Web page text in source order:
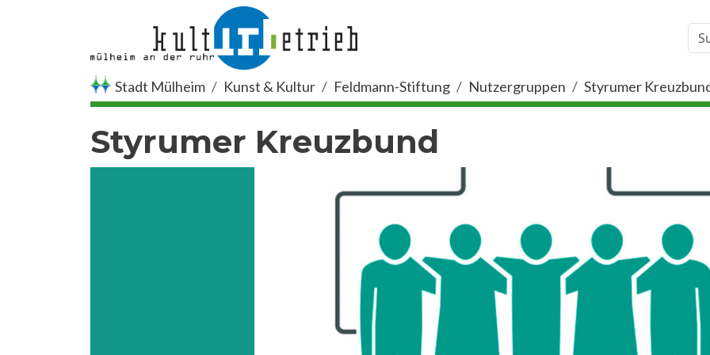
Stadt Mülheim Kunst & Kultur Feldmann-Stiftung Nutzergruppen Styrumer
Styrumer Kreuzbund